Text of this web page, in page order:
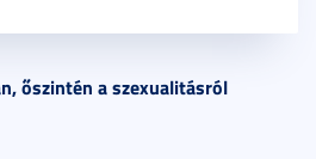
őszintén a szexualitásról